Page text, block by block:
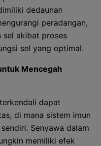
dedaunan
peradangan,
sel akibat proses
sel yang optimal.
Mencegah
dapat
di mana sistem imun
Senyawa dalam
memiliki efek